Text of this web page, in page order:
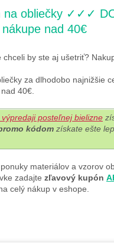
na obliečky ✓✓✓
nad 40€
chceli by ste aj ušetriť?
za dlhodobo najnižšie
40€.
výpredaji posteľnej bielizne
kódom získate ešte
materiálov a vzorov
zadajte zľavový kupón
celý nákup v eshope.